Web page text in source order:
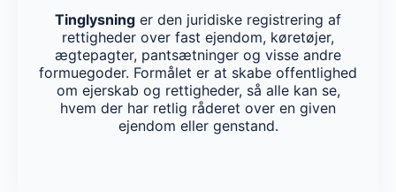
Tinglysning er den juridiske registrering af
rettigheder over fast ejendom, køretøjer,
ægtepagter, pantsætninger og visse andre
formuegoder. Formålet er at skabe offentlighed
om ejerskab og rettigheder, så alle kan se,
hvem der har retlig råderet over en given
ejendom eller genstand.